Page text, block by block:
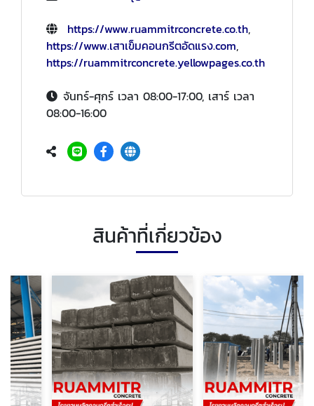
https://www.ruammitrconcrete.co.th,
https://www.เสาเข็มคอนกรีตอัดแรง.com,
https://ruammitrconcrete.yellowpages.co.th
จันทร์-ศุกร์ เวลา 08:00-17:00, เสาร์ เวลา
08:00-16:00
สินค้าที่เกี่ยวข้อง